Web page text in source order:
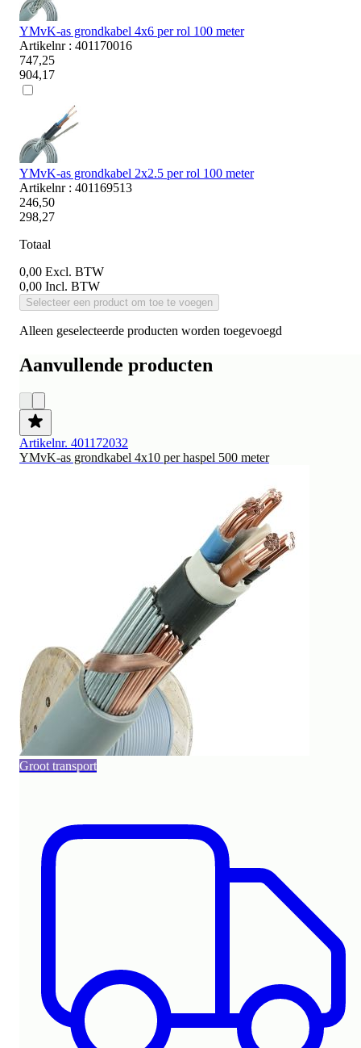
YMvK-as grondkabel 4x6 per rol 100 meter
Artikelnr : 401170016
747,25
904,17
YMvK-as grondkabel 2x2.5 per rol 100 meter
Artikelnr : 401169513
246,50
298,27
Totaal
0,00 Excl. BTW
0,00 Incl. BTW
Selecteer een product om toe te voegen
Alleen geselecteerde producten worden toegevoegd
Aanvullende producten
Artikelnr. 401172032
YMvK-as grondkabel 4x10 per haspel 500 meter
Groot transport